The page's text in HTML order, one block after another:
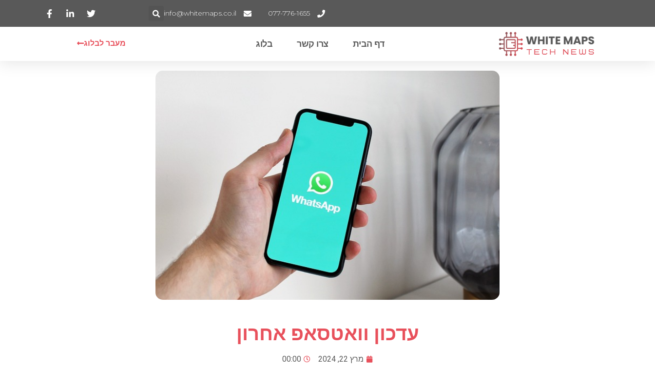
077-776-1655
info@whitemaps.co.il
דף הבית צרו קשר בלוג מעבר לבלוג
עדכון וואטסאפ אחרון
מרץ 22, 2024 00:00